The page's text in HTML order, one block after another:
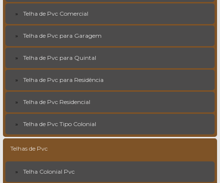
Telha de Pvc Comercial
Telha de Pvc para Garagem
Telha de Pvc para Quintal
Telha de Pvc para Residência
Telha de Pvc Residencial
Telha de Pvc Tipo Colonial
Telhas de Pvc
Telha Colonial Pvc